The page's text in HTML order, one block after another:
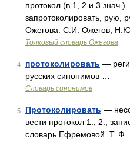
протокол (в 1, 2 и 3
запротоколировать, рую,
Ожегова. С.И. Ожегов,
Толковый словарь Ожегова
4 протоколировать —
русских синонимов …
Словарь синонимов
5 Протоколировать —
вести протокол 1., 2.;
словарь Ефремовой. Т.